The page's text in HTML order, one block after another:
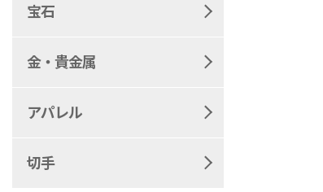
宝石
金・貴金属
アパレル
切手